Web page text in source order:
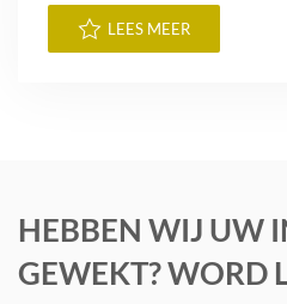
LEES MEER
HEBBEN WIJ UW
GEWEKT? WORD